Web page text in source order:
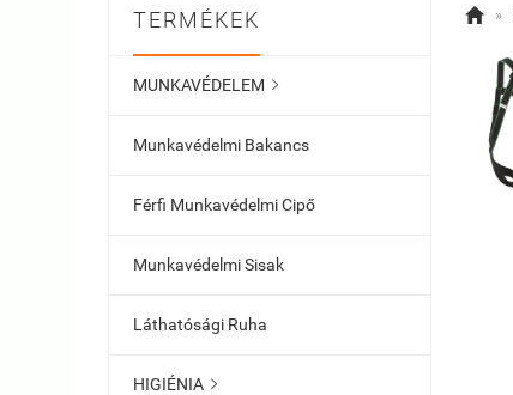
TERMÉKEK
MUNKAVÉDELEM 
Munkavédelmi Bakancs
Férfi Munkavédelmi Cipő
Munkavédelmi Sisak
Láthatósági Ruha
HIGIÉNIA 
 »